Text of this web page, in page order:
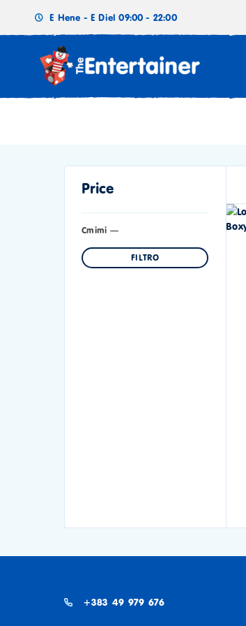
E Hene - E Diel 09:00 - 22:00
Price
FILTRO
Cmimi —
+383 49 979 676